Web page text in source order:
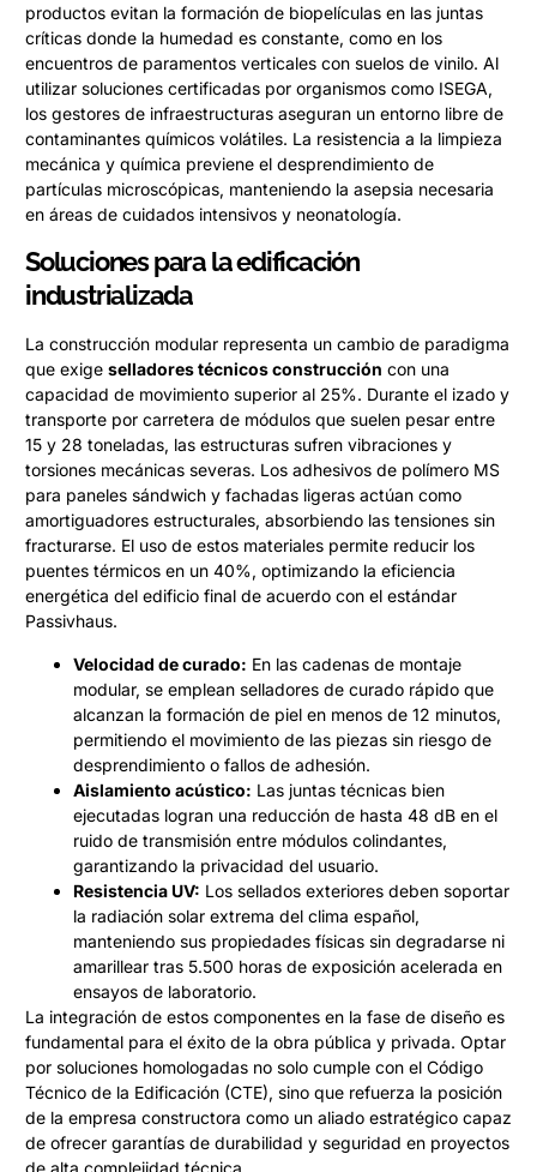
productos evitan la formación de biopelículas en las juntas
críticas donde la humedad es constante, como en los
encuentros de paramentos verticales con suelos de vinilo. Al
utilizar soluciones certificadas por organismos como ISEGA,
los gestores de infraestructuras aseguran un entorno libre de
contaminantes químicos volátiles. La resistencia a la limpieza
mecánica y química previene el desprendimiento de
partículas microscópicas, manteniendo la asepsia necesaria
en áreas de cuidados intensivos y neonatología.
Soluciones para la edificación
industrializada
La construcción modular representa un cambio de paradigma
que exige selladores técnicos construcción con una
capacidad de movimiento superior al 25%. Durante el izado y
transporte por carretera de módulos que suelen pesar entre
15 y 28 toneladas, las estructuras sufren vibraciones y
torsiones mecánicas severas. Los adhesivos de polímero MS
para paneles sándwich y fachadas ligeras actúan como
amortiguadores estructurales, absorbiendo las tensiones sin
fracturarse. El uso de estos materiales permite reducir los
puentes térmicos en un 40%, optimizando la eficiencia
energética del edificio final de acuerdo con el estándar
Passivhaus.
Velocidad de curado: En las cadenas de montaje
modular, se emplean selladores de curado rápido que
alcanzan la formación de piel en menos de 12 minutos,
permitiendo el movimiento de las piezas sin riesgo de
desprendimiento o fallos de adhesión.
Aislamiento acústico: Las juntas técnicas bien
ejecutadas logran una reducción de hasta 48 dB en el
ruido de transmisión entre módulos colindantes,
garantizando la privacidad del usuario.
Resistencia UV: Los sellados exteriores deben soportar
la radiación solar extrema del clima español,
manteniendo sus propiedades físicas sin degradarse ni
amarillear tras 5.500 horas de exposición acelerada en
ensayos de laboratorio.
La integración de estos componentes en la fase de diseño es
fundamental para el éxito de la obra pública y privada. Optar
por soluciones homologadas no solo cumple con el Código
Técnico de la Edificación (CTE), sino que refuerza la posición
de la empresa constructora como un aliado estratégico capaz
de ofrecer garantías de durabilidad y seguridad en proyectos